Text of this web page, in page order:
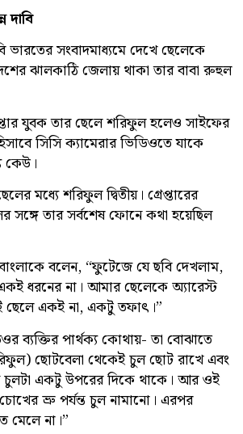
দাবি
ভারতের সংবাদমাধ্যমে দেখে ছেলেকে
ঝালকাঠি জেলায় থাকা তার বাবা রুহুল
যুবক তার ছেলে শরিফুল হলেও সাইফের
সিসি ক্যামেরার ভিডিওতে যাকে
কেউ।
মধ্যে শরিফুল দ্বিতীয়। গ্রেপ্তারের
সঙ্গে তার সর্বশেষ ফোনে কথা হয়েছিল
বলেন, “ফুটেজে যে ছবি দেখলাম,
ধরনের না। আমার ছেলেকে অ্যারেস্ট
একই না, একটু তফাৎ।”
ব্যক্তির পার্থক্য কোথায়- তা বোঝাতে
ছোটবেলা থেকেই চুল ছোট রাখে এবং
চুলটা একটু উপরের দিকে থাকে। আর ওই
ভ্রু পর্যন্ত চুল নামানো। এরপর
মেলে না।”